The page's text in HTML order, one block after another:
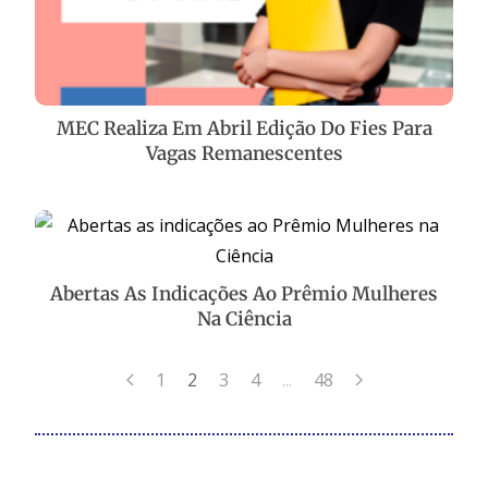
MEC Realiza Em Abril Edição Do Fies Para
Vagas Remanescentes
Abertas As Indicações Ao Prêmio Mulheres
Na Ciência
1 2 3 4 ... 48